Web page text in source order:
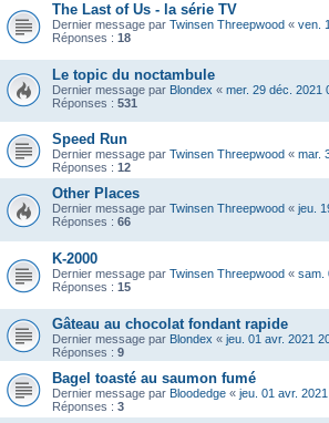
The Last of Us - la série TV
Dernier message par Twinsen Threepwood « ven.
Réponses : 18
Le topic du noctambule
Dernier message par Blondex « mer. 29 déc. 2021
Réponses : 531
Speed Run
Dernier message par Twinsen Threepwood « mar.
Réponses : 12
Other Places
Dernier message par Twinsen Threepwood « jeu.
Réponses : 66
K-2000
Dernier message par Twinsen Threepwood « sam.
Réponses : 15
Gâteau au chocolat fondant rapide
Dernier message par Blondex « jeu. 01 avr. 2021
Réponses : 9
Bagel toasté au saumon fumé
Dernier message par Bloodedge « jeu. 01 avr.
Réponses : 3